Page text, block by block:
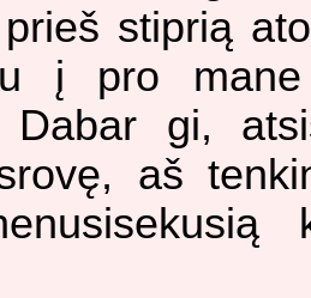
stiprią
į pro
Dabar gi,
aš